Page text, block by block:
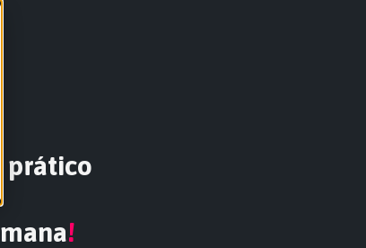
prático
!